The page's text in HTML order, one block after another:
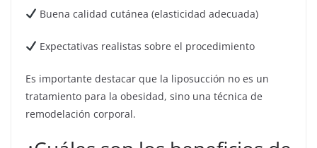
Buena calidad cutánea (elasticidad adecuada)
Expectativas realistas sobre el procedimiento
Es importante destacar que la liposucción no es un
tratamiento para la obesidad, sino una técnica de
remodelación corporal.